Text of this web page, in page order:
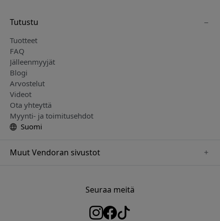
Tutustu
Tuotteet
FAQ
Jälleenmyyjät
Blogi
Arvostelut
Videot
Ota yhteyttä
Myynti- ja toimitusehdot
Suomi
Muut Vendoran sivustot
Seuraa meitä